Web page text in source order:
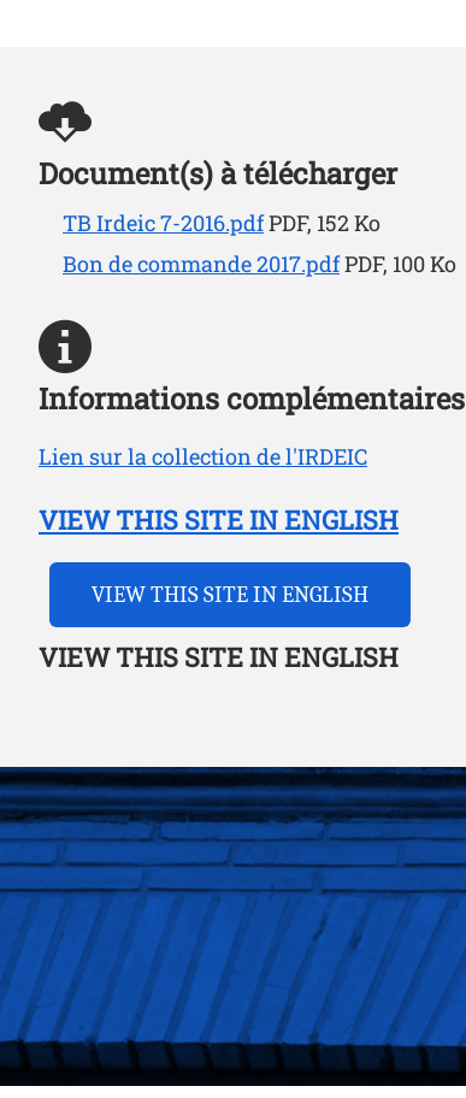
Document(s) à télécharger
TB Irdeic 7-2016.pdfPDF, 152 Ko
Bon de commande 2017.pdfPDF, 100 Ko
Informations complémentaires
Lien sur la collection de l'IRDEIC
VIEW THIS SITE IN ENGLISH
VIEW THIS SITE IN ENGLISH
VIEW THIS SITE IN ENGLISH